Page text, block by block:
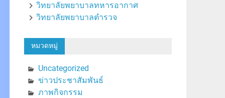
วิทยาลัยพยาบาลทหารอากาศ
วิทยาลัยพยาบาลตำรวจ
หมวดหมู่
Uncategorized
ข่าวประชาสัมพันธ์
ภาพกิจกรรม